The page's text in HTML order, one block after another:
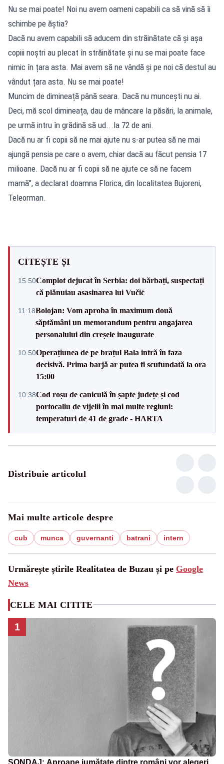
Nu se mai poate! Noi nu avem oameni capabili ca să vină să îi
schimbe pe ăștia?
Dacă nu avem capabili să aducem din străinătate că și așa
copiii noștri au plecat în străinătate și nu se mai poate face
nimic în țara asta. Mai avem să ne vândă și pe noi că destul au
vândut țara asta. Nu se mai poate!
Muncim de dimineață până seara. Dacă nu muncești nu ai.
Deci, mă scol dimineața, dau de mâncare la păsări, la animale,
pe urmă intru în grădină să ud...la 72 de ani.
Dacă nu ar fi copii să ne mai ajute nu s-ar putea să ne mai
ajungă pensia pe care o avem, chiar dacă au făcut pensia 17
milioane. Dacă nu ar fi copii să ne ajute ce să ne facem
mamă”, a declarat doamna Florica, din localitatea Bujoreni,
Teleorman.
CITEȘTE ȘI
15:50Complot dejucat în Serbia: doi bărbați, suspectați
că plănuiau asasinarea lui Vučić
11:18Bolojan: Vom aproba în maximum două
săptămâni un memorandum pentru angajarea
personalului din creșele inaugurate
10:50Operațiunea de pe brațul Bala intră în faza
decisivă. Prima barjă ar putea fi scufundată la ora
15:00
10:38Cod roșu de caniculă în șapte județe și cod
portocaliu de vijelii în mai multe regiuni:
temperaturi de 41 de grade - HARTA
Distribuie articolul
Mai multe articole despre
cub munca guvernanti batrani intern
Urmărește știrile Realitatea de Buzau și pe Google
News
CELE MAI CITITE
1
SONDAJ: Aproape jumătate dintre români vor alegeri